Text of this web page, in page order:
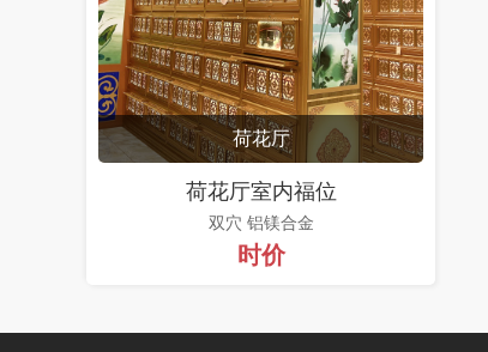
荷花厅
荷花厅室内福位
双穴 铝镁合金
时价